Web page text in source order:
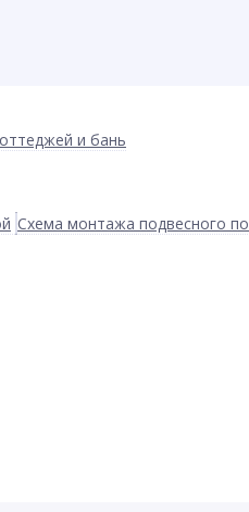
и бань
Схема монтажа подвесного